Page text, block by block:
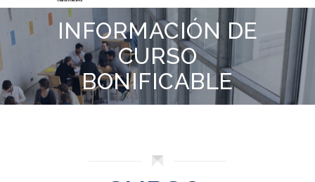
INFORMACIÓN DE
CURSO
BONIFICABLE